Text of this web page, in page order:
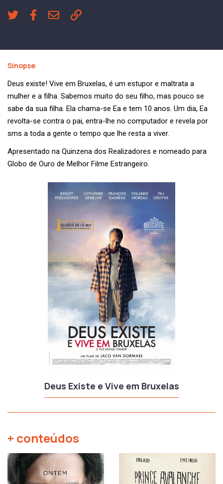
Deus Existe e Vive em Bruxelas
Sinopse
Deus existe! Vive em Bruxelas, é um estupor e maltrata a
mulher e a filha. Sabemos muito do seu filho, mas pouco se
sabe da sua filha. Ela chama-se Ea e tem 10 anos. Um dia, Ea
revolta-se contra o pai, entra-lhe no computador e revela por
sms a toda a gente o tempo que lhe resta a viver.
Apresentado na Quinzena dos Realizadores e nomeado para
Globo de Ouro de Melhor Filme Estrangeiro.
+ conteúdos